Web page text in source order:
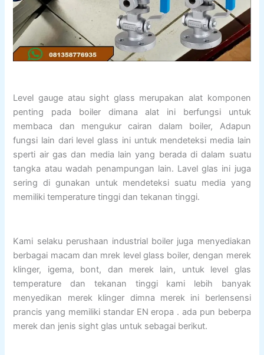
Level gauge atau sight glass merupakan alat komponen
penting pada boiler dimana alat ini berfungsi untuk
membaca dan mengukur cairan dalam boiler, Adapun
fungsi lain dari level glass ini untuk mendeteksi media lain
sperti air gas dan media lain yang berada di dalam suatu
tangka atau wadah penampungan lain. Lavel glas ini juga
sering di gunakan untuk mendeteksi suatu media yang
memiliki temperature tinggi dan tekanan tinggi.
Kami selaku perushaan industrial boiler juga menyediakan
berbagai macam dan mrek level glass boiler, dengan merek
klinger, igema, bont, dan merek lain, untuk level glas
temperature dan tekanan tinggi kami lebih banyak
menyedikan merek klinger dimna merek ini berlensensi
prancis yang memiliki standar EN eropa . ada pun beberpa
merek dan jenis sight glas untuk sebagai berikut.